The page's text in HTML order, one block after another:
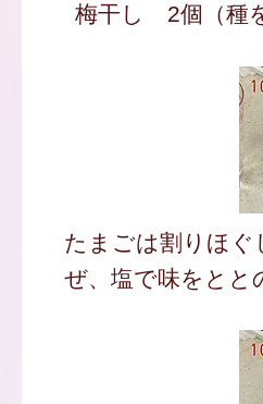
梅干し 2個（種
たまごは割りほ
ぜ、塩で味をとと